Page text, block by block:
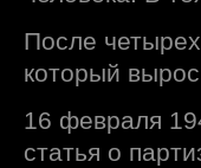
После
который
16 февраля
статья о